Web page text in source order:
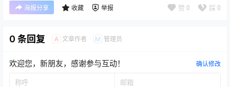
海报分享 收藏 举报 赞 0 踩 0
0 条回复 A 文章作者 M 管理员
欢迎您，新朋友，感谢参与互动！ 确认修改